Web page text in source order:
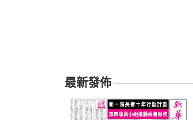
最新發佈